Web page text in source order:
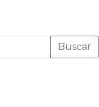
Buscar